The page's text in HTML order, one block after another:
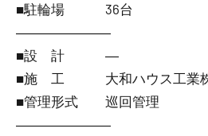
■駐輪場 36台
―――――――
■設 計 ―
■施 工 大和ハウス工業株
■管理形式 巡回管理
―――――――